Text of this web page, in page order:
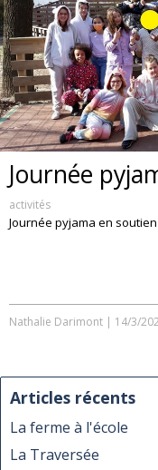
Journée
activités
Journée pyjama en
Nathalie Darimont | 14/3/
Articles récents
La ferme à l'école
La Traversée